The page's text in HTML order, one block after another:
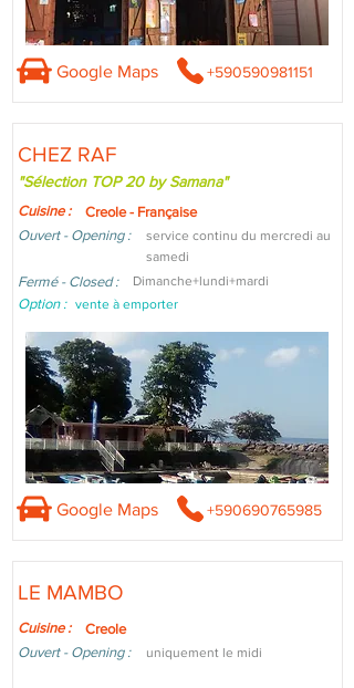
Google Maps +590590981151
CHEZ RAF
"Sélection TOP 20 by Samana"
Cuisine :
Creole - Française
Ouvert - Opening :
service continu du mercredi au
samedi
Fermé - Closed : Dimanche+lundi+mardi
Option : vente à emporter
Google Maps +590690765985
LE MAMBO
Cuisine :
Creole
Ouvert - Opening :
uniquement le midi